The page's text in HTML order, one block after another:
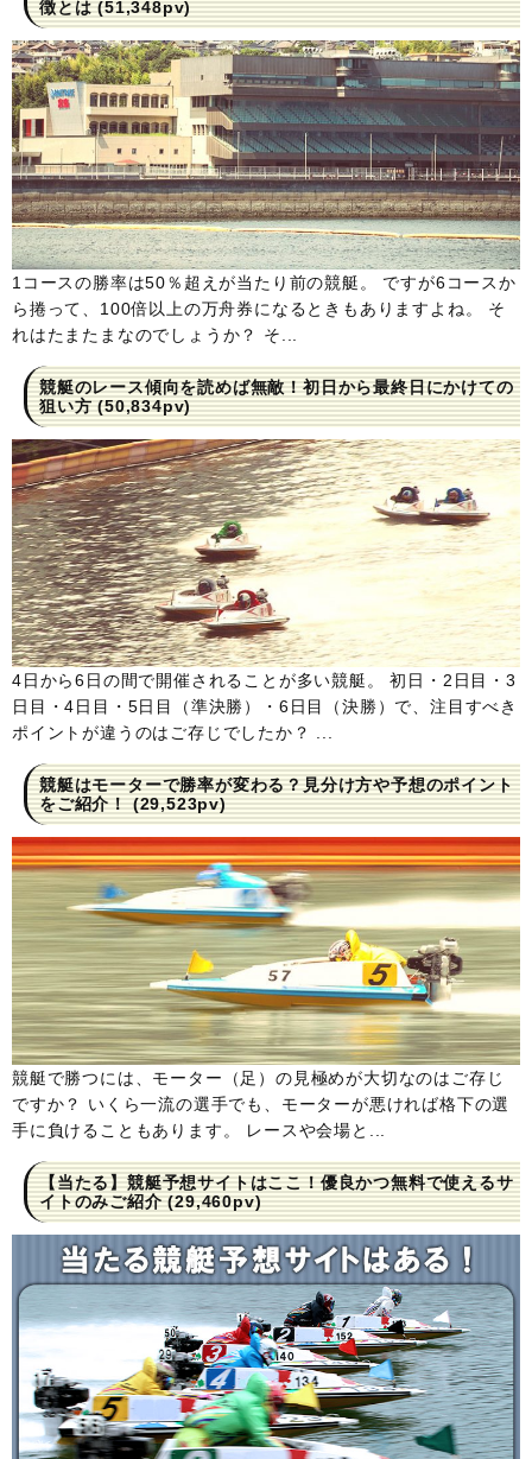
徴とは(51,348pv)
1コースの勝率は50％超えが当たり前の競艇。 ですが6コースか
ら捲って、100倍以上の万舟券になるときもありますよね。 そ
れはたまたまなのでしょうか？ そ...
競艇のレース傾向を読めば無敵！初日から最終日にかけての
狙い方(50,834pv)
4日から6日の間で開催されることが多い競艇。 初日・2日目・3
日目・4日目・5日目（準決勝）・6日目（決勝）で、注目すべき
ポイントが違うのはご存じでしたか？ ...
競艇はモーターで勝率が変わる？見分け方や予想のポイント
をご紹介！(29,523pv)
競艇で勝つには、モーター（足）の見極めが大切なのはご存じ
ですか？ いくら一流の選手でも、モーターが悪ければ格下の選
手に負けることもあります。 レースや会場と...
【当たる】競艇予想サイトはここ！優良かつ無料で使えるサ
イトのみご紹介(29,460pv)